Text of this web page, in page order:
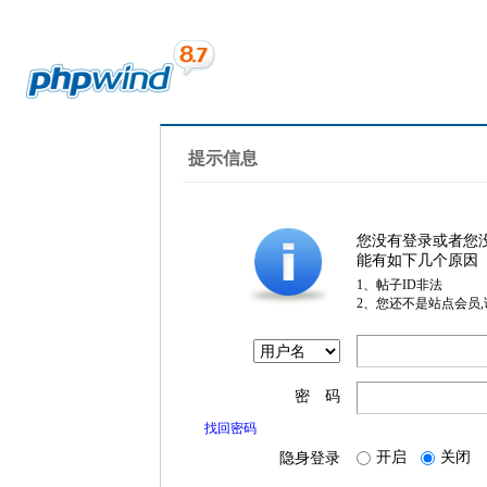
提示信息
您没有登录或者您
能有如下几个原因
1、帖子ID非法
2、您还不是站点会员
密 码
找回密码
隐身登录 开启 关闭